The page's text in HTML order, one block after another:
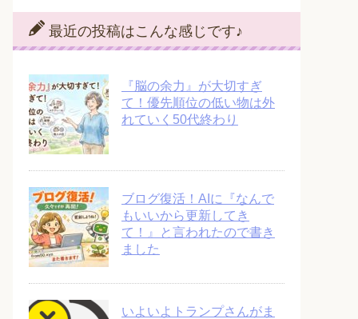
最近の投稿はこんな感じです♪
『脳の余力』が大切すぎ
て！優先順位の低い物は外
れていく50代終わり
ブログ復活！AIに『なんで
もいいから更新してき
て！』と言われたので書き
ました
いよいよトランプさんがま